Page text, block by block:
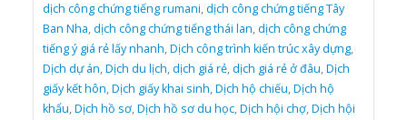
dịch công chứng tiếng rumani,dịch công chứng tiếng Tây
Ban Nha,dịch công chứng tiếng thái lan,dịch công chứng
tiếng ý giá rẻ lấy nhanh,Dịch công trình kiến trúc xây dựng,
Dịch dự án,Dịch du lịch,dịch giá rẻ,dịch giá rẻ ở đâu,Dịch
giấy kết hôn,Dịch giấy khai sinh,Dịch hộ chiếu,Dịch hộ
khẩu,Dịch hồ sơ,Dịch hồ sơ du học,Dịch hội chợ,Dịch hội